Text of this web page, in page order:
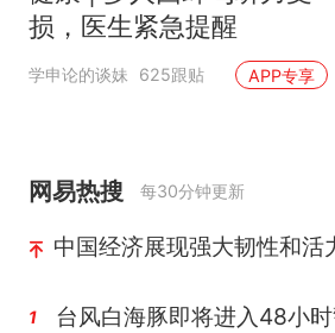
损，医生紧急提醒
学申论的谈妹 625跟贴 APP专享
网易热搜 每30分钟更新
中国经济展现强大韧性和活
1